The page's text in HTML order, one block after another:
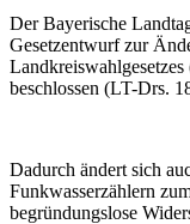
Der Bayerische
Gesetzentwurf zur
beschlossen (LT-Drs.
Dadurch ändert sich
Funkwasserzählern
begründungslose